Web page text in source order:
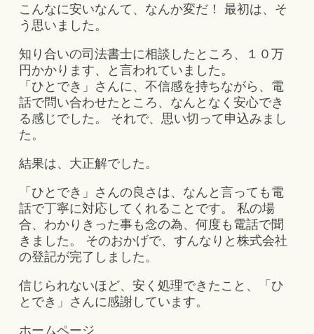
こんなに安いなんて、なんか変だ！ 最初は、そ
う思いました。
知り合いの司法書士に相談したところ、１０万
円かかります、と言われていました。
「ひとでき」さんに、不信感を持ちながら、電
話で問い合わせたところ、なんとなく安心でき
る感じでした。 それで、思い切って申込みまし
た。
結果は、大正解でした。
「ひとでき」さんの良さは、なんと言っても電
話で丁寧に対応してくれることです。 私の場
合、わかりきった事も念の為、何度も電話で聞
きました。 そのおかげで、すんなりと株式会社
の登記が完了しました。
信じられないほど、安く処理できたこと、「ひ
とでき」さんに感謝しています。
ホームページ